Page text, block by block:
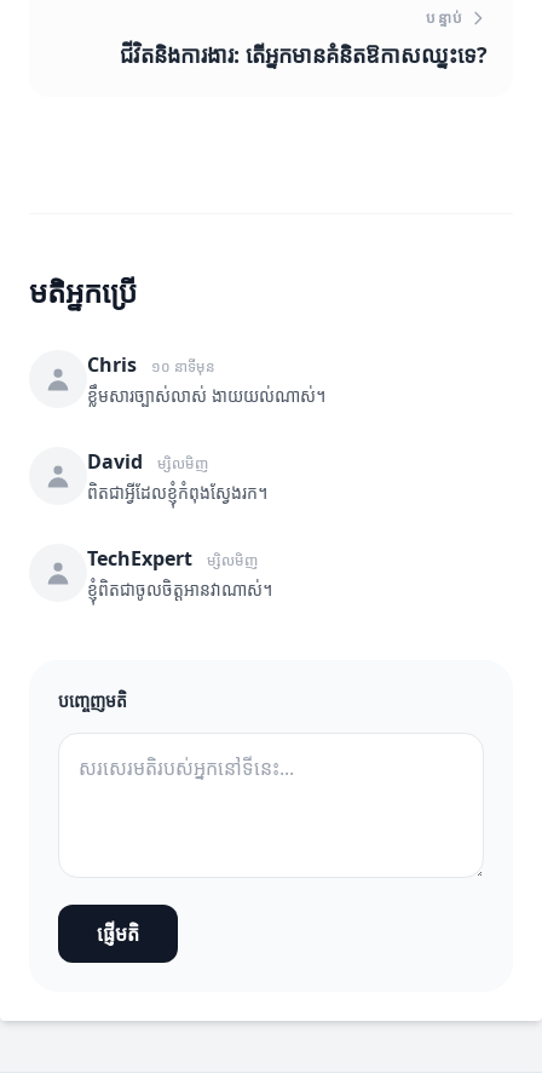
បន្ទាប់
ជីវិតនិងការងារ: តើអ្នកមានគំនិតឱកាសឈ្នះទេ?
មតិអ្នកប្រើ
Chris ១០ នាទីមុន
ខ្លឹមសារច្បាស់លាស់ ងាយយល់ណាស់។
David ម្សិលមិញ
ពិតជាអ្វីដែលខ្ញុំកំពុងស្វែងរក។
TechExpert ម្សិលមិញ
ខ្ញុំពិតជាចូលចិត្តអានវាណាស់។
បញ្ចេញមតិ
ផ្ញើមតិ